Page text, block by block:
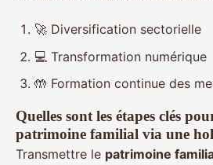
🚀 Diversification sectorielle
💻 Transformation numérique
🤲 Formation continue des
Quelles sont les étapes clés
patrimoine familial via une
Transmettre le patrimoine